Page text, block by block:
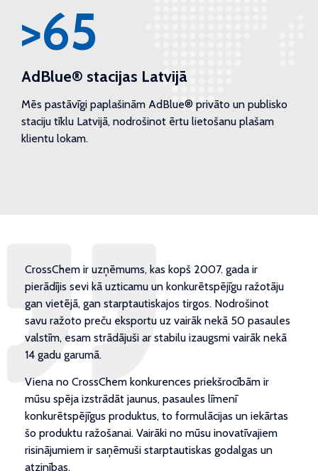
>65
AdBlue® stacijas Latvijā
Mēs pastāvīgi paplašinām AdBlue® privāto un publisko
staciju tīklu Latvijā, nodrošinot ērtu lietošanu plašam
klientu lokam.
CrossChem ir uzņēmums, kas kopš 2007. gada ir
pierādījis sevi kā uzticamu un konkurētspējīgu ražotāju
gan vietējā, gan starptautiskajos tirgos. Nodrošinot
savu ražoto preču eksportu uz vairāk nekā 50 pasaules
valstīm, esam strādājuši ar stabilu izaugsmi vairāk nekā
14 gadu garumā.
Viena no CrossChem konkurences priekšrocībām ir
mūsu spēja izstrādāt jaunus, pasaules līmenī
konkurētspējīgus produktus, to formulācijas un iekārtas
šo produktu ražošanai. Vairāki no mūsu inovatīvajiem
risinājumiem ir saņēmuši starptautiskas godalgas un
atzinības.